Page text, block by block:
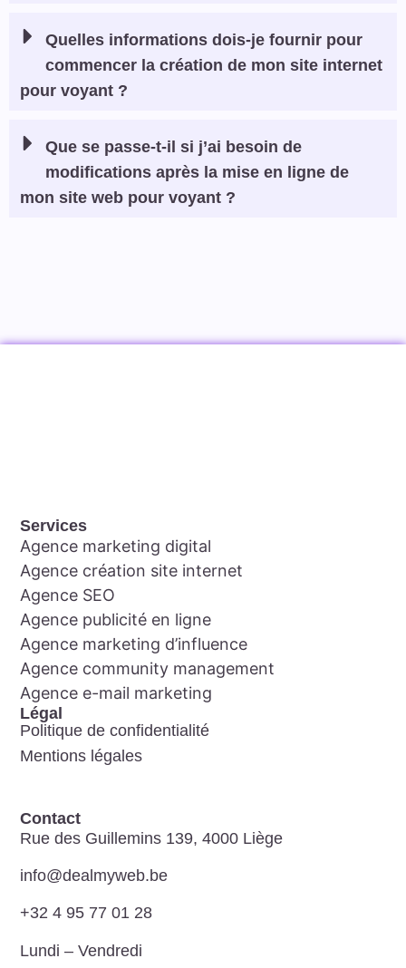
Quelles informations dois-je fournir pour
commencer la création de mon site internet
pour voyant ?
Que se passe-t-il si j’ai besoin de
modifications après la mise en ligne de
mon site web pour voyant ?
Services
Agence marketing digital
Agence création site internet
Agence SEO
Agence publicité en ligne
Agence marketing d’influence
Agence community management
Agence e-mail marketing
Légal
Politique de confidentialité
Mentions légales
Contact
Rue des Guillemins 139, 4000 Liège
info@dealmyweb.be​
+32 4 95 77 01 28​
Lundi – Vendredi​